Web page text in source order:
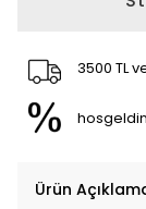
3500 TL
Ürün